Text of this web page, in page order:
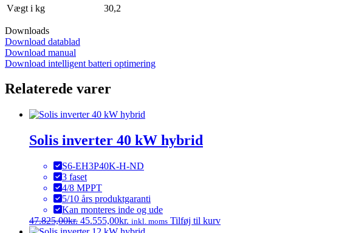
Vægt i kg 30,2
Downloads
Download datablad
Download manual
Download intelligent batteri optimering
Relaterede varer
Solis inverter 40 kW hybrid
S6-EH3P40K-H-ND
3 faset
4/8 MPPT
5/10 års produktgaranti
Kan monteres inde og ude
47.825,00kr. Den
45.555,00kr. Den
inkl. moms Tilføj til kurv